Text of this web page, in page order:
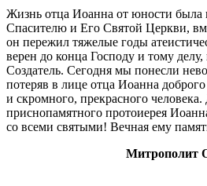
Жизнь отца Иоанна от юности
Спасителю и Его Святой Церкви,
он пережил тяжелые годы
верен до конца Господу и тому делу,
Создатель. Сегодня мы понесли
потеряв в лице отца Иоанна
и скромного, прекрасного
приснопамятного протоиерея
со всеми святыми! Вечная ему
Митрополит